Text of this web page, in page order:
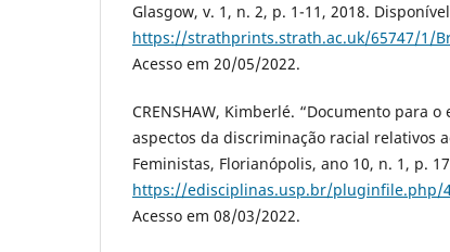
Glasgow, v. 1, n. 2, p. 1-11, 2018.
https://strathprints.strath.ac.uk/65747/1/
Acesso em 20/05/2022.
CRENSHAW, Kimberlé. “Documento para
aspectos da discriminação racial relativos
Feministas, Florianópolis, ano 10, n. 1, p.
https://edisciplinas.usp.br/pluginfile.php/
Acesso em 08/03/2022.